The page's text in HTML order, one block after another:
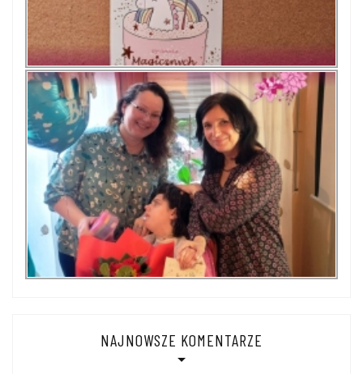
NAJNOWSZE KOMENTARZE